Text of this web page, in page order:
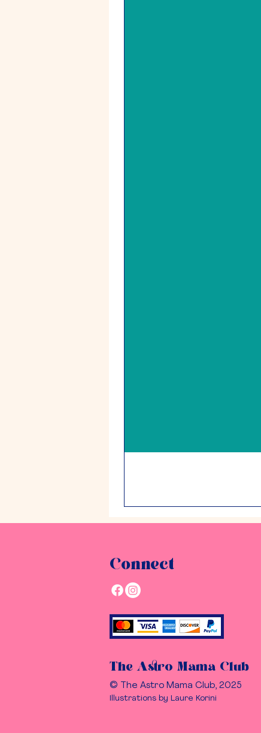
Connect
The Astro Mama Club
© The Astro Mama Club, 2025
Illustrations by Laure Korini